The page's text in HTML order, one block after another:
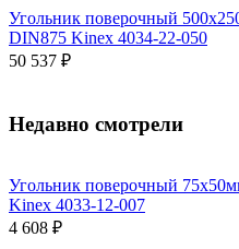
Угольник поверочный
DIN875 Kinex 4034-22-050
50 537 ₽
Недавно смотрели
Угольник поверочный
Kinex 4033-12-007
4 608 ₽